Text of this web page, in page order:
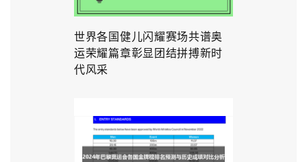
世界各国健儿闪耀赛场共谱奥
运荣耀篇章彰显团结拼搏新时
代风采